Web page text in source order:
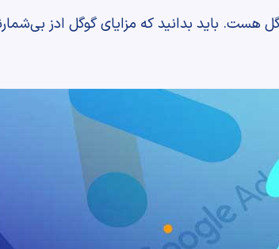
هست. باید بدانید که مزایای گوگل ادز